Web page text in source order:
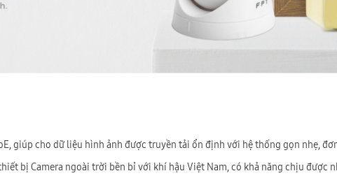
giúp cho dữ liệu hình ảnh được truyền tải ổn định với hệ thống gọn nhẹ,
bị Camera ngoài trời bền bỉ với khí hậu Việt Nam, có khả năng chịu được